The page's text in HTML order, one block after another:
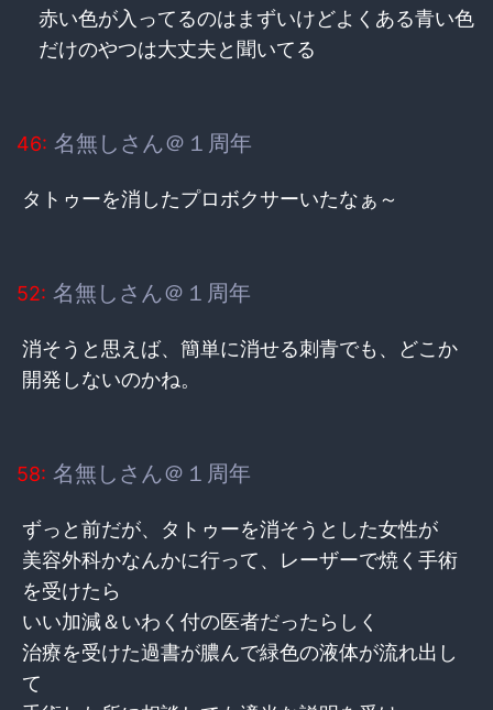
赤い色が入ってるのはまずいけどよくある青い色
だけのやつは大丈夫と聞いてる
46: 名無しさん＠１周年
タトゥーを消したプロボクサーいたなぁ～
52: 名無しさん＠１周年
消そうと思えば、簡単に消せる刺青でも、どこか
開発しないのかね。
58: 名無しさん＠１周年
ずっと前だが、タトゥーを消そうとした女性が
美容外科かなんかに行って、レーザーで焼く手術
を受けたら
いい加減＆いわく付の医者だったらしく
治療を受けた過書が膿んで緑色の液体が流れ出し
て